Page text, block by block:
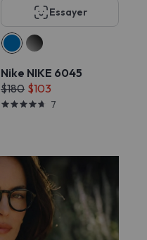
Essayer
Nike NIKE 6045
$180 $103
7